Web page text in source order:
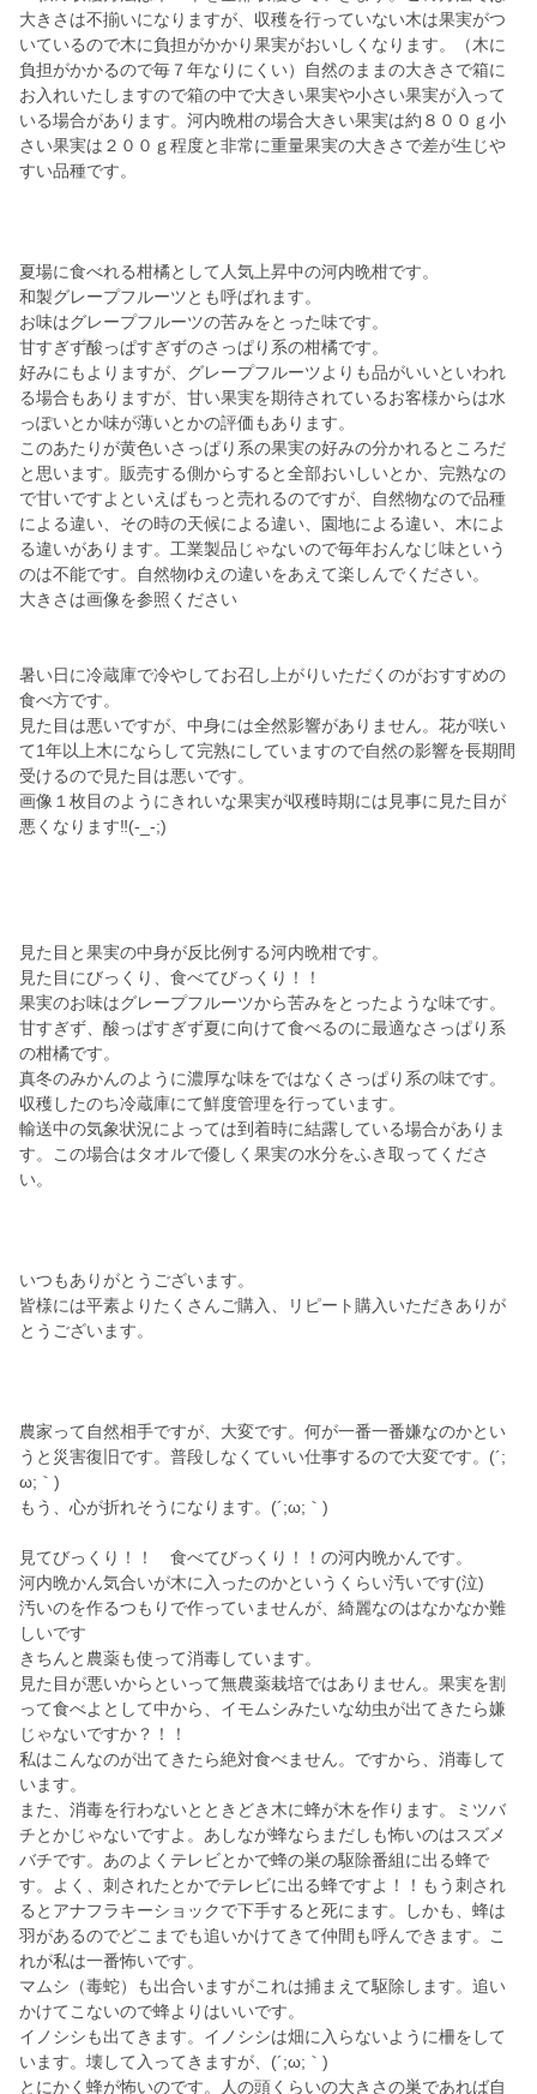
大きさは不揃いになりますが、収穫を行っていない木は果実がつ
いているので木に負担がかかり果実がおいしくなります。（木に
負担がかかるので毎７年なりにくい）自然のままの大きさで箱に
お入れいたしますので箱の中で大きい果実や小さい果実が入って
いる場合があります。河内晩柑の場合大きい果実は約８００ｇ小
さい果実は２００ｇ程度と非常に重量果実の大きさで差が生じや
すい品種です。
夏場に食べれる柑橘として人気上昇中の河内晩柑です。
和製グレープフルーツとも呼ばれます。
お味はグレープフルーツの苦みをとった味です。
甘すぎず酸っぱすぎずのさっぱり系の柑橘です。
好みにもよりますが、グレープフルーツよりも品がいいといわれ
る場合もありますが、甘い果実を期待されているお客様からは水
っぽいとか味が薄いとかの評価もあります。
このあたりが黄色いさっぱり系の果実の好みの分かれるところだ
と思います。販売する側からすると全部おいしいとか、完熟なの
で甘いですよといえばもっと売れるのですが、自然物なので品種
による違い、その時の天候による違い、園地による違い、木によ
る違いがあります。工業製品じゃないので毎年おんなじ味という
のは不能です。自然物ゆえの違いをあえて楽しんでください。
大きさは画像を参照ください
暑い日に冷蔵庫で冷やしてお召し上がりいただくのがおすすめの
食べ方です。
見た目は悪いですが、中身には全然影響がありません。花が咲い
て1年以上木にならして完熟にしていますので自然の影響を長期間
受けるので見た目は悪いです。
画像１枚目のようにきれいな果実が収穫時期には見事に見た目が
悪くなります‼️(-_-;)
見た目と果実の中身が反比例する河内晩柑です。
見た目にびっくり、食べてびっくり！！
果実のお味はグレープフルーツから苦みをとったような味です。
甘すぎず、酸っぱすぎず夏に向けて食べるのに最適なさっぱり系
の柑橘です。
真冬のみかんのように濃厚な味をではなくさっぱり系の味です。
収穫したのち冷蔵庫にて鮮度管理を行っています。
輸送中の気象状況によっては到着時に結露している場合がありま
す。この場合はタオルで優しく果実の水分をふき取ってくださ
い。
いつもありがとうございます。
皆様には平素よりたくさんご購入、リピート購入いただきありが
とうございます。
農家って自然相手ですが、大変です。何が一番一番嫌なのかとい
うと災害復旧です。普段しなくていい仕事するので大変です。(´;
ω;｀)
もう、心が折れそうになります。(´;ω;｀)
見てびっくり！！ 食べてびっくり！！の河内晩かんです。
河内晩かん気合いが木に入ったのかというくらい汚いです(泣)
汚いのを作るつもりで作っていませんが、綺麗なのはなかなか難
しいです
きちんと農薬も使って消毒しています。
見た目が悪いからといって無農薬栽培ではありません。果実を割
って食べよとして中から、イモムシみたいな幼虫が出てきたら嫌
じゃないですか？！！
私はこんなのが出てきたら絶対食べません。ですから、消毒して
います。
また、消毒を行わないとときどき木に蜂が木を作ります。ミツバ
チとかじゃないですよ。あしなが蜂ならまだしも怖いのはスズメ
バチです。あのよくテレビとかで蜂の巣の駆除番組に出る蜂で
す。よく、刺されたとかでテレビに出る蜂ですよ！！もう刺され
るとアナフラキーショックで下手すると死にます。しかも、蜂は
羽があるのでどこまでも追いかけてきて仲間も呼んできます。こ
れが私は一番怖いです。
マムシ（毒蛇）も出合いますがこれは捕まえて駆除します。追い
かけてこないので蜂よりはいいです。
イノシシも出てきます。イノシシは畑に入らないように柵をして
います。壊して入ってきますが、(´;ω;｀)
とにかく蜂が怖いのです。人の頭くらいの大きさの巣であれば自